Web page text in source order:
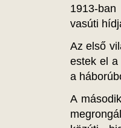
1913-
vasúti
Az első
estek el a
a
A